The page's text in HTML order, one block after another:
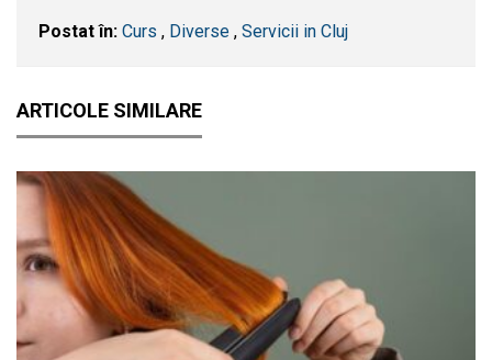
Postat în: Curs , Diverse , Servicii in Cluj
ARTICOLE SIMILARE